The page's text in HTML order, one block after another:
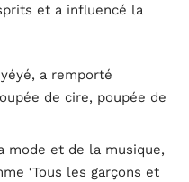
et a influencé la
a remporté
de cire, poupée de
mode et de la musique,
‘Tous les garçons et